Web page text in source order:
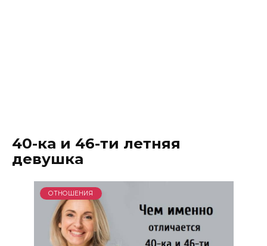
40-ка и 46-ти летняя
девушка
ОТНОШЕНИЯ